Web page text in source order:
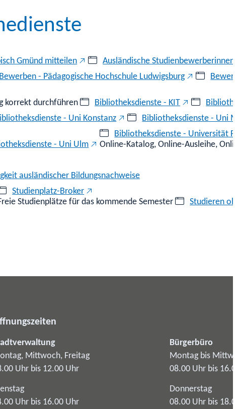
Gmünd mitteilen
Ausländische Studienbewerberinnen
Bewerben - Pädagogische Hochschule Ludwigsburg
korrekt durchführen
Bibliotheksdienste - KIT
- Uni Konstanz Bibliotheksdienste - Uni
- Uni Ulm
Bibliotheksdienste - Universität
Online-Katalog, Online-Ausleihe,
ausländischer Bildungsnachweise
Studienplatz-Broker
Studienplätze für das kommende Semester
Studieren
Mittwoch, Freitag
Uhr bis 12.00 Uhr
Uhr bis 16.00 Uhr
Bürgerbüro
Montag bis
08.00 Uhr bis 16.00
Donnerstag
08.00 Uhr bis 18.00